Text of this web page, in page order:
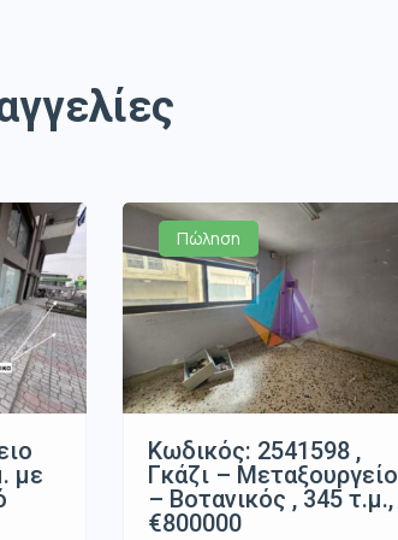
με
Πώληση
Κωδικός: 2541598 ,
Γκάζι – Μεταξουργείο
– Βοτανικός , 345 τ.μ.,
€800000